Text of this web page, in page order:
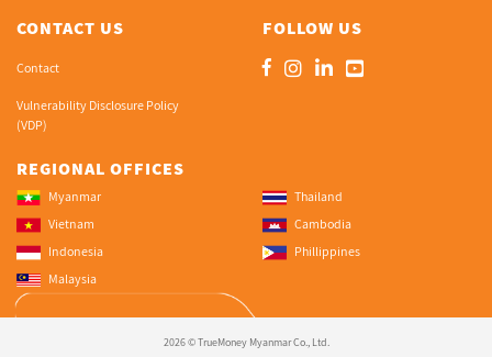
CONTACT US
Contact
Vulnerability Disclosure Policy
(VDP)
FOLLOW US
REGIONAL OFFICES
Myanmar
Thailand
Vietnam
Cambodia
Indonesia
Phillippines
Malaysia
2026 © TrueMoney Myanmar Co., Ltd.